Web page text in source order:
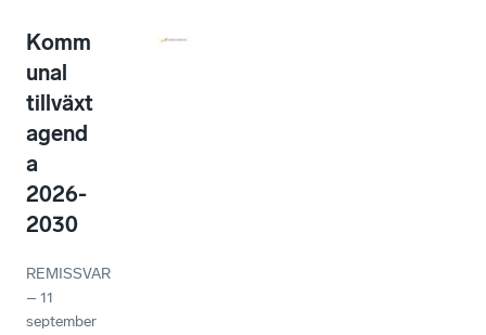
Komm
unal
tillväxt
agend
a
2026-
2030
REMISSVAR
–11
september